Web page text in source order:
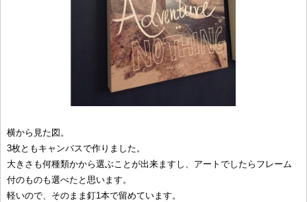
横から見た図。
3枚ともキャンバスで作りました。
大きさも何種類かから選ぶことが出来ますし、アートでしたらフレーム
付のものも選べたと思います。
軽いので、そのまま釘1本で留めています。